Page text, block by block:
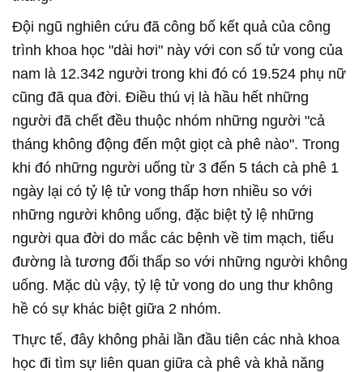
Đội ngũ nghiên cứu đã công bố kết quả của công
trình khoa học "dài hơi" này với con số tử vong của
nam là 12.342 người trong khi đó có 19.524 phụ nữ
cũng đã qua đời. Điều thú vị là hầu hết những
người đã chết đều thuộc nhóm những người "cả
tháng không động đến một giọt cà phê nào". Trong
khi đó những người uống từ 3 đến 5 tách cà phê 1
ngày lại có tỷ lệ tử vong thấp hơn nhiều so với
những người không uống, đặc biệt tỷ lệ những
người qua đời do mắc các bệnh về tim mạch, tiểu
đường là tương đối thấp so với những người không
uống. Mặc dù vậy, tỷ lệ tử vong do ung thư không
hề có sự khác biệt giữa 2 nhóm.
Thực tế, đây không phải lần đầu tiên các nhà khoa
học đi tìm sự liên quan giữa cà phê và khả năng